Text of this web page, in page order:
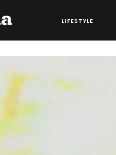
LIFESTYLE